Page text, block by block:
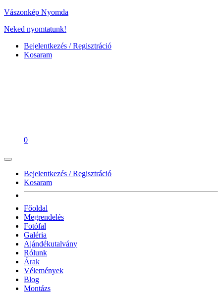
Vászonkép Nyomda
Neked nyomtatunk!
Bejelentkezés / Regisztráció
Kosaram
0
Bejelentkezés / Regisztráció
Kosaram
Főoldal
Megrendelés
Fotófal
Galéria
Ajándékutalvány
Rólunk
Árak
Vélemények
Blog
Montázs